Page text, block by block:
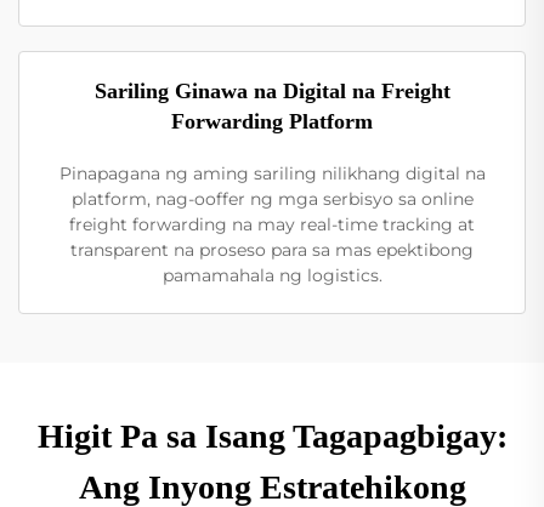
Sariling Ginawa na Digital na Freight
Forwarding Platform
Pinapagana ng aming sariling nilikhang digital na
platform, nag-ooffer ng mga serbisyo sa online
freight forwarding na may real-time tracking at
transparent na proseso para sa mas epektibong
pamamahala ng logistics.
Higit Pa sa Isang Tagapagbigay:
Ang Inyong Estratehikong